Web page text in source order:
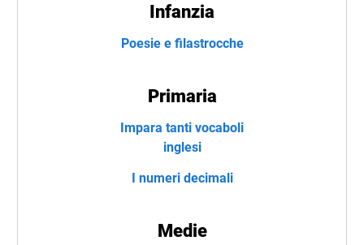
Infanzia
Poesie e filastrocche
Primaria
Impara tanti vocaboli
inglesi
I numeri decimali
Medie